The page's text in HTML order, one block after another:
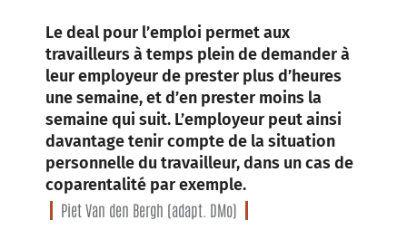
Le deal pour l’emploi permet aux
travailleurs à temps plein de demander à
leur employeur de prester plus d’heures
une semaine, et d’en prester moins la
semaine qui suit. L’employeur peut ainsi
davantage tenir compte de la situation
personnelle du travailleur, dans un cas de
coparentalité par exemple.
Piet Van den Bergh (adapt. DMo)